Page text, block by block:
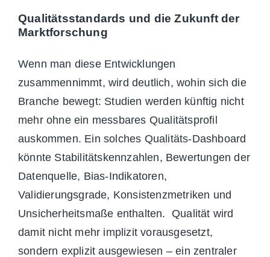
Qualitätsstandards und die Zukunft der
Marktforschung
Wenn man diese Entwicklungen
zusammennimmt, wird deutlich, wohin sich die
Branche bewegt: Studien werden künftig nicht
mehr ohne ein messbares Qualitätsprofil
auskommen. Ein solches Qualitäts-Dashboard
könnte Stabilitätskennzahlen, Bewertungen der
Datenquelle, Bias-Indikatoren,
Validierungsgrade, Konsistenzmetriken und
Unsicherheitsmaße enthalten. Qualität wird
damit nicht mehr implizit vorausgesetzt,
sondern explizit ausgewiesen – ein zentraler